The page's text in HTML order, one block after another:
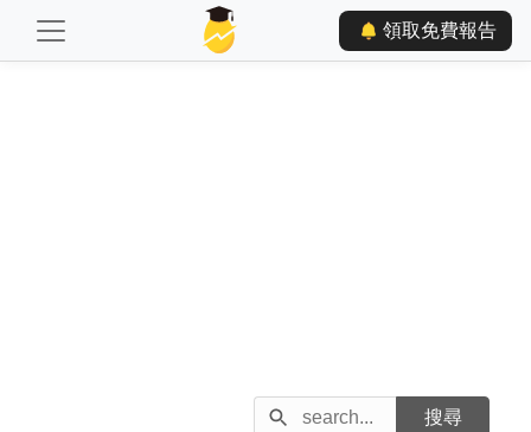
領取免費報告